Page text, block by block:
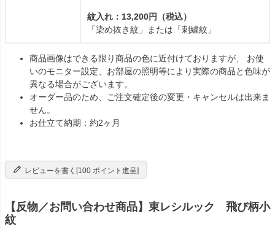
紋入れ：13,200円（税込）
「染め抜き紋」または「刺繍紋」
商品画像はできる限り商品の色に近付けておりますが、 お使
いのモニター設定、お部屋の照明等により実際の商品と色味が
異なる場合がございます。
オーダー品のため、ご注文確定後の変更・キャンセルは出来ま
せん。
お仕立て納期：約2ヶ月
レビューを書く[100 ポイント進呈]
【反物／お問い合わせ商品】東レシルック 飛び柄小
紋